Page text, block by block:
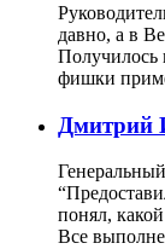
давно, а в
Получилось
фишки
Дмитрий
понял,
Все